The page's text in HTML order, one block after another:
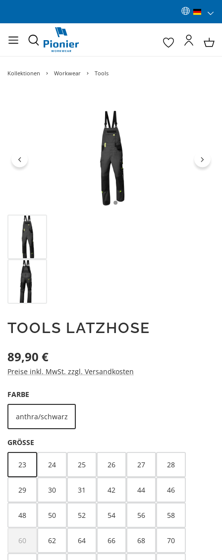
Kollektionen Workwear Tools
TOOLS LATZHOSE
Regulärer Preis:
89,90 €
Preise inkl. MwSt. zzgl. Versandkosten
FARBE
anthra/schwarz
GRÖSSE
23 24 25 26 27 28
29 30 31 42 44 46
48 50 52 54 56 58
60
(Diese Option ist zurzeit nicht verfügbar.)
62 64 66 68 70